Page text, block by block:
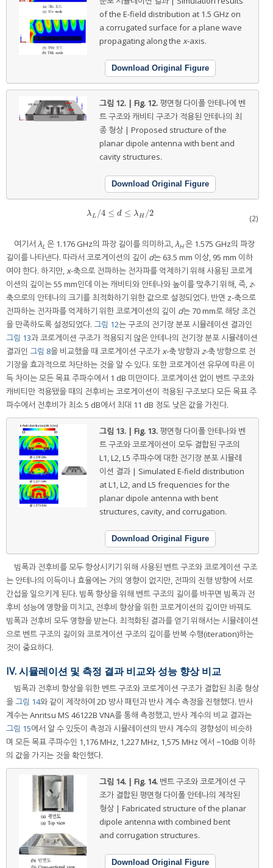
of the E-field distribution at 1.5 GHz on
a corrugated surface for a plane wave
propagating along the x-axis.
Download Original Figure
그림 12. | Fig. 12. 평면형 다이폴 안테나에 벤
트 구조와 캐비티 구조가 적용된 안테나의 최
종 형상 | Proposed structure of the
planar dipole antenna with bent and
cavity structures.
Download Original Figure
λ L /4 ≤ d ≤ λ H /2
λL 4≤ d≤λH/2 (2)
여기서 λL 은 1.176 GHz의 파장 길이를 의미하고,λH은 1.575 GHz의 파장
길이를 나타낸다. 따라서 코로게이션의 깊이 d는 63.5 mm 이상, 95 mm 이하
여야 한다. 하지만,x-축으로 전파하는 전자파를 억제하기 위해 사용된 코로게
이션의 깊이는 55 mm인데 이는 캐비티와 안테나와 높이를 맞추기 위해, 즉,z-
축으로의 안테나의 크기를 최적화하기 위한 값으로 설정되었다. 반면 z-축으로
전파하는 전자파를 억제하기 위한 코로게이션의 깊이 d는 70 mm로 해당 조건
을 만족하도록 설정되었다. 그림 12는 구조의 전기장 분포 시뮬레이션 결과인
그림 13과 코로게이션 구조가 적용되지 않은 안테나의 전기장 분포 시뮬레이션
결과인 그림 8을 비교했을 때 코로게이션 구조가x-축 방향과z-축 방향으로 전
기장을 효과적으로 차단하는 것을 알 수 있다. 또한 코로게이션 유무에 따른 이
득 차이는 모든 목표 주파수에서 1 dB 미만이다. 코로게이션 없이 벤트 구조와
캐비티만 적용됐을 때의 전후비는 코로게이션이 적용된 구조보다 모든 목표 주
파수에서 전후비가 최소 5 dB에서 최대 11 dB 정도 낮은 값을 가진다.
그림 13. | Fig. 13. 평면형 다이폴 안테나와 벤
트 구조와 코로게이션이 모두 결합된 구조의
L1, L2, L5 주파수에 대한 전기장 분포 시뮬레
이션 결과 | Simulated E-field distribution
at L1, L2, and L5 frequencies for the
planar dipole antenna with bent
structures, cavity, and corrugation.
Download Original Figure
빔폭과 전후비를 모두 향상시키기 위해 사용된 벤트 구조와 코로게이션 구조
는 안테나의 이득이나 효율에는 거의 영향이 없지만, 전파의 진행 방향에 서로
간섭을 일으키게 된다. 빔폭 향상을 위해 벤트 구조의 길이를 바꾸면 빔폭과 전
후비 성능에 영향을 미치고, 전후비 향상을 위한 코로게이션의 깊이만 바꿔도
빔폭과 전후비 모두 영향을 받는다. 최적화된 결과를 얻기 위해서는 시뮬레이션
으로 벤트 구조의 길이와 코로게이션 구조의 깊이를 반복 수행(iteration)하는
것이 중요하다.
IV. 시뮬레이션 및 측정 결과 비교와 성능 향상 비교
빔폭과 전후비 향상을 위한 벤트 구조와 코로게이션 구조가 결합된 최종 형상
을그림 14와 같이 제작하여 2D 방사 패턴과 반사 계수 측정을 진행했다. 반사
계수는 Anritsu MS 46122B VNA를 통해 측정했고, 반사 계수의 비교 결과는
그림 15에서 알 수 있듯이 측정과 시뮬레이션의 반사 계수의 경향성이 비슷하
며 모든 목표 주파수인 1,176 MHz, 1,227 MHz, 1,575 MHz 에서 −10dB 이하
의 값을 가지는 것을 확인했다.
그림 14. | Fig. 14. 벤트 구조와 코로게이션 구
조가 결합된 평면형 다이폴 안테나의 제작된
형상 | Fabricated structure of the planar
dipole antenna with combined bent
and corrugation structures.
Download Original Figure